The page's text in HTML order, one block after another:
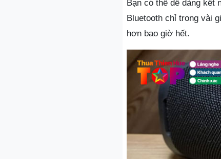
Bạn có thể dễ dàng kết
Bluetooth chỉ trong vài
hơn bao giờ hết.